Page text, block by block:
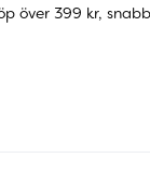
över 399 kr,